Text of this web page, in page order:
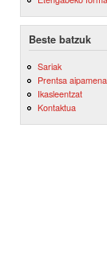
Beste batzuk
Sariak
Prentsa
Ikasleentzat
Kontaktua